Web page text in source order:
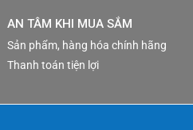
AN TÂM KHI MUA SẮM
Sản phẩm, hàng hóa chính hãng
Thanh toán tiện lợi